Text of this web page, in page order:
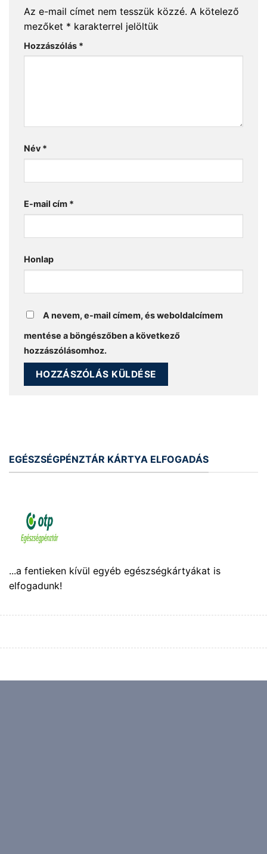
Az e-mail címet nem tesszük közzé. A kötelező
mezőket * karakterrel jelöltük
Hozzászólás *
Név *
E-mail cím *
Honlap
A nevem, e-mail címem, és weboldalcímem
mentése a böngészőben a következő
hozzászólásomhoz.
EGÉSZSÉGPÉNZTÁR KÁRTYA ELFOGADÁS
...a fentieken kívül egyéb egészségkártyákat is
elfogadunk!